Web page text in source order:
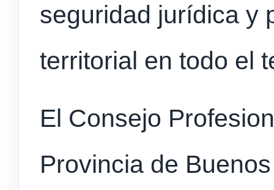
seguridad jurídica y
territorial en todo el
El Consejo
Provincia de